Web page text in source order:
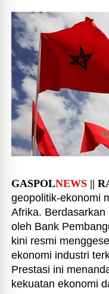
GASPOLNEWS ||
geopolitik-ekonomi
Afrika.
oleh Bank
kini resmi
ekonomi industri
Prestasi ini
kekuatan ekonomi